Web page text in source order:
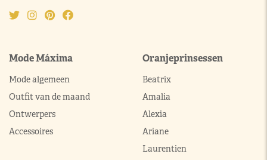
Mode Máxima
Mode algemeen
Outfit van de maand
Ontwerpers
Accessoires
Oranjeprinsessen
Beatrix
Amalia
Alexia
Ariane
Laurentien